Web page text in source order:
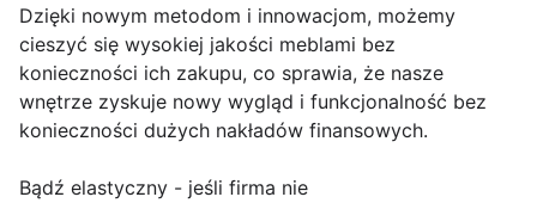
Dzięki nowym metodom i innowacjom, możemy
cieszyć się wysokiej jakości meblami bez
konieczności ich zakupu, co sprawia, że nasze
wnętrze zyskuje nowy wygląd i funkcjonalność bez
konieczności dużych nakładów finansowych.
Bądź elastyczny - jeśli firma nie